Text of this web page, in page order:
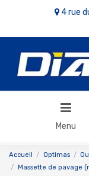
4 rue
Menu
Accueil Optimas
Massette de pavage